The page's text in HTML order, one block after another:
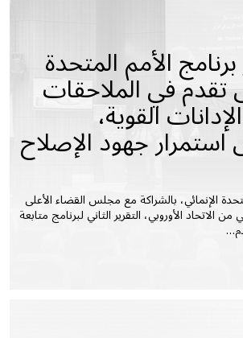
الأمم المتحدة
تقدم في الملاحقات
القوية،
استمرار جهود الإصلاح
الإنمائي، بالشراكة مع مجلس القضاء الأعلى
الاتحاد الأوروبي، التقرير الثاني لبرنامج متابعة